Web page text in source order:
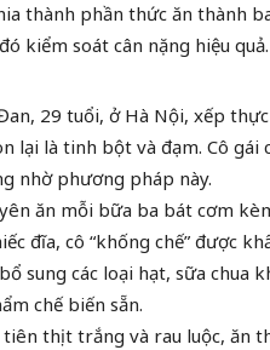
thành phần thức ăn
kiểm soát cân nặng hiệu quả.
29 tuổi, ở Hà Nội, xếp
lại là tinh bột và đạm. Cô
nhờ phương pháp này.
ăn mỗi bữa ba bát cơm
đĩa, cô “khống chế” được
sung các loại hạt, sữa chua
chế biến sẵn.
tiên thịt trắng và rau luộc, ăn